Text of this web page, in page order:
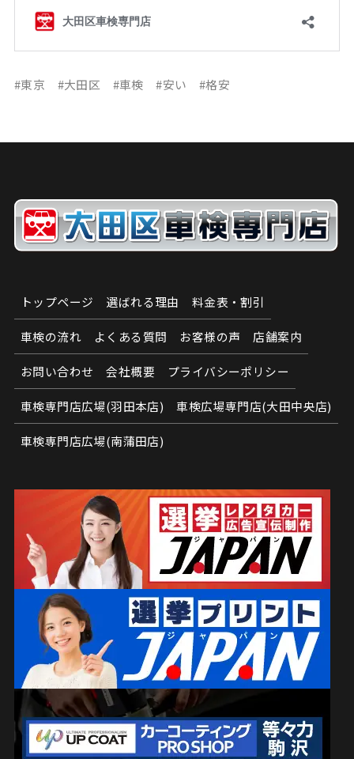
#東京 #大田区 #車検 #安い #格安
トップページ 選ばれる理由 料金表・割引
車検の流れ よくある質問 お客様の声 店舗案内
お問い合わせ 会社概要 プライバシーポリシー
車検専門店広場(羽田本店) 車検広場専門店(大田中央店)
車検専門店広場(南蒲田店)